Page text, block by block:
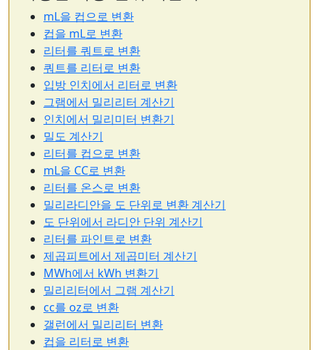
mL을 컵으로 변환
컵을 mL로 변환
리터를 쿼트로 변환
쿼트를 리터로 변환
입방 인치에서 리터로 변환
그램에서 밀리리터 계산기
인치에서 밀리미터 변환기
밀도 계산기
리터를 컵으로 변환
mL을 CC로 변환
리터를 온스로 변환
밀리라디안을 도 단위로 변환 계산기
도 단위에서 라디안 단위 계산기
리터를 파인트로 변환
제곱피트에서 제곱미터 계산기
MWh에서 kWh 변환기
밀리리터에서 그램 계산기
cc를 oz로 변환
갤런에서 밀리리터 변환
컵을 리터로 변환